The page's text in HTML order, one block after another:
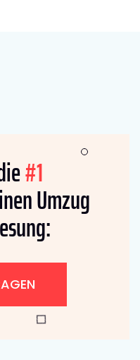
#1
Umzug